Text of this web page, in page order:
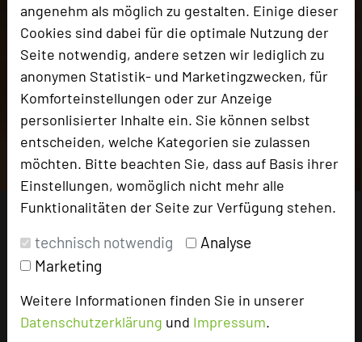
angenehm als möglich zu gestalten. Einige dieser
Cookies sind dabei für die optimale Nutzung der
Seite notwendig, andere setzen wir lediglich zu
anonymen Statistik- und Marketingzwecken, für
Komforteinstellungen oder zur Anzeige
personlisierter Inhalte ein. Sie können selbst
entscheiden, welche Kategorien sie zulassen
möchten. Bitte beachten Sie, dass auf Basis ihrer
Einstellungen, womöglich nicht mehr alle
Funktionalitäten der Seite zur Verfügung stehen.
technisch notwendig
Analyse
Marketing
Weitere Informationen finden Sie in unserer
Datenschutzerklärung und Impressum.